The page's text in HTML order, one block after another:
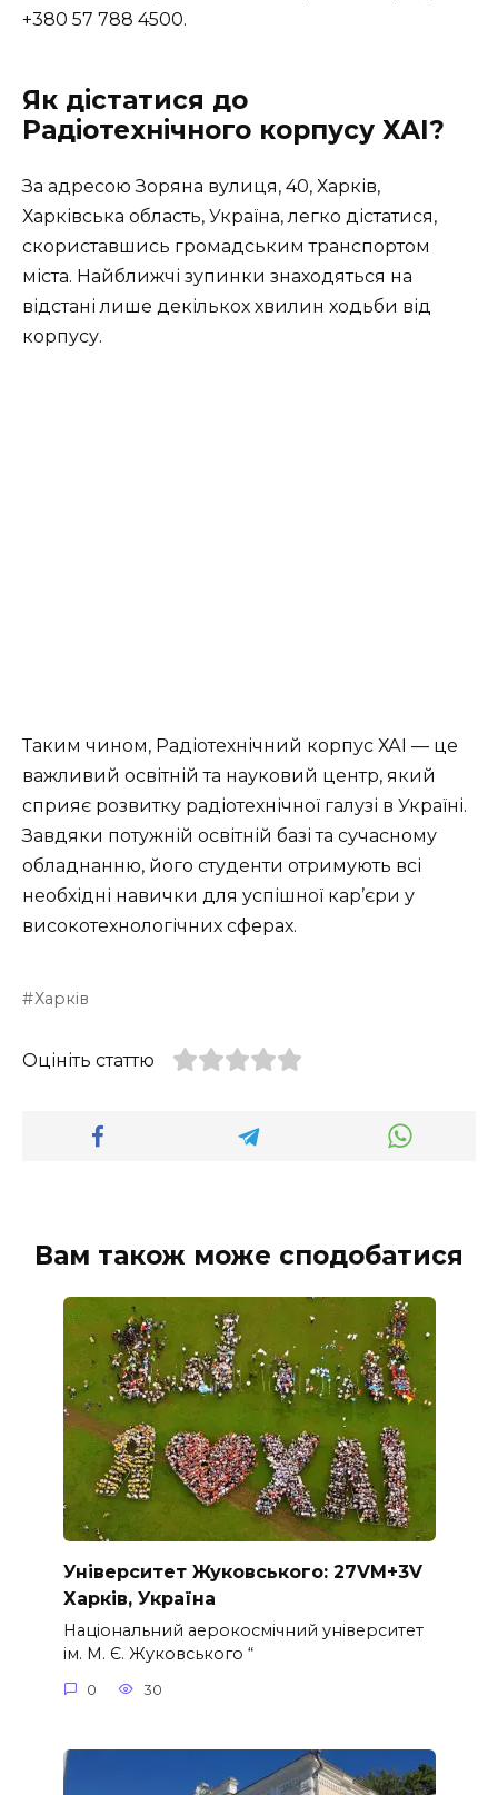
+380 57 788 4500.
Як дістатися до
Радіотехнічного корпусу ХАІ?
За адресою Зоряна вулиця, 40, Харків,
Харківська область, Україна, легко дістатися,
скориставшись громадським транспортом
міста. Найближчі зупинки знаходяться на
відстані лише декількох хвилин ходьби від
корпусу.
Таким чином, Радіотехнічний корпус ХАІ — це
важливий освітній та науковий центр, який
сприяє розвитку радіотехнічної галузі в Україні.
Завдяки потужній освітній базі та сучасному
обладнанню, його студенти отримують всі
необхідні навички для успішної кар’єри у
високотехнологічних сферах.
Харків
Оцініть статтю
Вам також може сподобатися
Університет Жуковського: 27VM+3V
Харків, Україна
Національний аерокосмічний університет
ім. М. Є. Жуковського “
0 30